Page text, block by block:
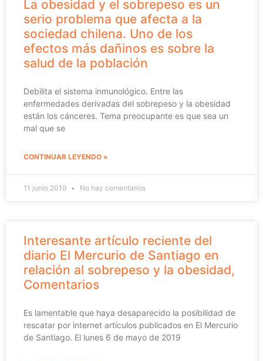
La obesidad y el sobrepeso es un
serio problema que afecta a la
sociedad chilena. Uno de los
efectos más dañinos es sobre la
salud de la población
Debilita el sistema inmunológico. Entre las
enfermedades derivadas del sobrepeso y la obesidad
están los cánceres. Tema preocupante es que sea un
mal que se
CONTINUAR LEYENDO »
11 junio 2019 No hay comentarios
Interesante artículo reciente del
diario El Mercurio de Santiago en
relación al sobrepeso y la obesidad,
Comentarios
Es lamentable que haya desaparecido la posibilidad de
rescatar por internet artículos publicados en El Mercurio
de Santiago. El lunes 6 de mayo de 2019